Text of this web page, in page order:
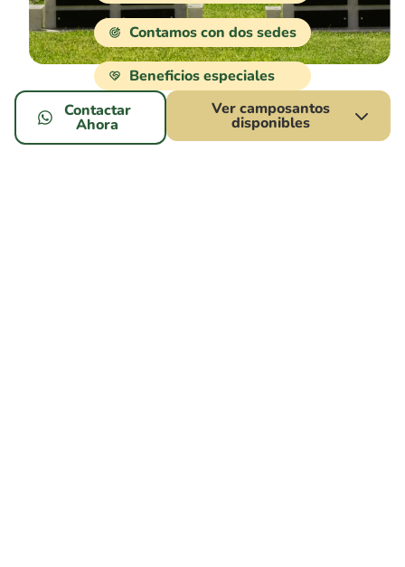
Contamos con dos sedes
Beneficios especiales
Contactar
Ahora
Ver camposantos
disponibles